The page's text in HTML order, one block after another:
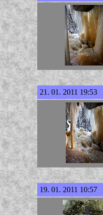
21. 01. 2011 19:53
19. 01. 2011 10:57